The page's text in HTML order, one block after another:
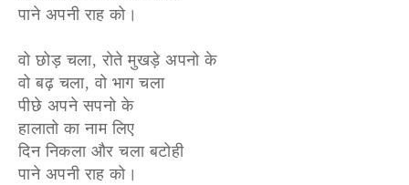
पाने अपनी राह को।
वो छोड़ चला, रोते मुखड़े अपनो के
वो बढ़ चला, वो भाग चला
पीछे अपने सपनो के
हालातो का नाम लिए
दिन निकला और चला बटोही
पाने अपनी राह को।